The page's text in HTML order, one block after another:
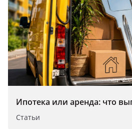
Ипотека или аренда: что
Статьи